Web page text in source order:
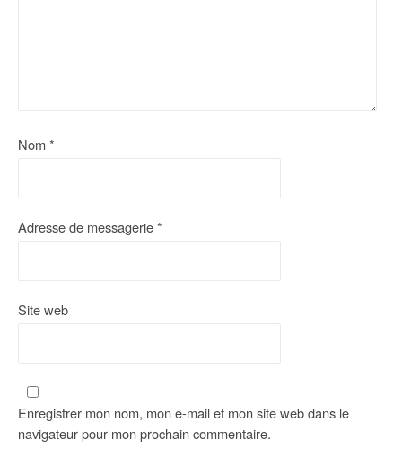
r
c
e
Nom*
Adresse de messagerie*
Site web
Enregistrer mon nom, mon e-mail et mon site web dans le
navigateur pour mon prochain commentaire.